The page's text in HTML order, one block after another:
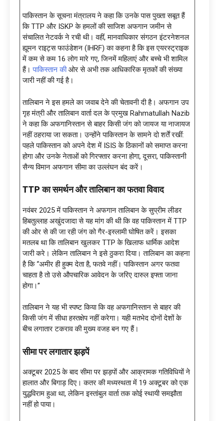
पाकिस्तान के सूचना मंत्रालय ने कहा कि उनके पास पुख्ता सबूत हैं
कि TTP और ISKP के हमलों की साजिश अफगान जमीन से
संचालित नेटवर्क ने रची थी। वहीं, मानवाधिकार संगठन इंटरनेशनल
ह्यूमन राइट्स फाउंडेशन (IHRF) का कहना है कि इस एयरस्ट्राइक
में कम से कम 16 लोग मारे गए, जिनमें महिलाएं और बच्चे भी शामिल
हैं। पाकिस्तान कीओर से अभी तक आधिकारिक मृतकों की संख्या
जारी नहीं की गई है।
तालिबान ने इस हमले का जवाब देने की चेतावनी दी है। अफगान उप
गृह मंत्री और तालिबान वार्ता दल के प्रमुख Rahmatullah Nazib
ने कहा कि अफगानिस्तान से बाहर किसी जंग को जायज या नाजायज
नहीं ठहराया जा सकता। उन्होंने पाकिस्तान के सामने दो शर्तें रखीं:
पहले पाकिस्तान को अपने देश में ISIS के ठिकानों को समाप्त करना
होगा और उनके नेताओं को गिरफ्तार करना होगा, दूसरा, पाकिस्तानी
सैन्य विमान अफगान सीमा का उल्लंघन बंद करें।
TTP का समर्थन और तालिबान का फतवा विवाद
नवंबर 2025 में पाकिस्तान ने अफगान तालिबान के सुप्रीम लीडर
हिबतुल्लाह अखुंदजादा से यह मांग की थी कि वह पाकिस्तान में TTP
की ओर से की जा रही जंग को गैर-इस्लामी घोषित करें। इसका
मतलब था कि तालिबान खुलकर TTP के खिलाफ धार्मिक आदेश
जारी करे। लेकिन तालिबान ने इसे ठुकरा दिया। तालिबान का कहना
है कि “अमीर ही हुक्म देता है, फतवे नहीं। पाकिस्तान अगर फतवा
चाहता है तो उसे औपचारिक आवेदन के जरिए दारुल इफ्ता जाना
होगा।”
तालिबान ने यह भी स्पष्ट किया कि वह अफगानिस्तान से बाहर की
किसी जंग में सीधा हस्तक्षेप नहीं करेगा। यही मतभेद दोनों देशों के
बीच लगातार टकराव की मुख्य वजह बन गए हैं।
सीमा पर लगातार झड़पें
अक्टूबर 2025 के बाद सीमा पर झड़पों और आक्रामक गतिविधियों ने
हालात और बिगाड़ दिए। कतर की मध्यस्थता में 19 अक्टूबर को एक
युद्धविराम हुआ था, लेकिन इस्तांबुल वार्ता तक कोई स्थायी समझौता
नहीं हो पाया।